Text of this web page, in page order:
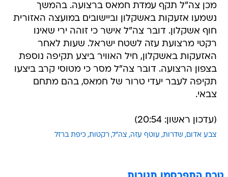
מכן צה"ל תקף עמדת חמאס ברצועה. בהמשך
נשמעו אזעקות באשקלון וביישובים במועצה האזורית
חוף אשקלון. דובר צה"ל אישר כי זוהה ירי שאינו
רקטי מרצועת עזה לשטח ישראל. שעות לאחר
האזעקות באשקלון, חיל האוויר ביצע תקיפה נוספת
בצפון הרצועה. דובר צה"ל מסר כי מטוסי קרב ביצעו
תקיפה לעבר יעדי טרור של חמאס, בהם מתחם
צבאי.
(עדכון ראשון: 20:54)
צבע אדום שדרות עוטף עזה צה"ל רקטות כיפת ברזל